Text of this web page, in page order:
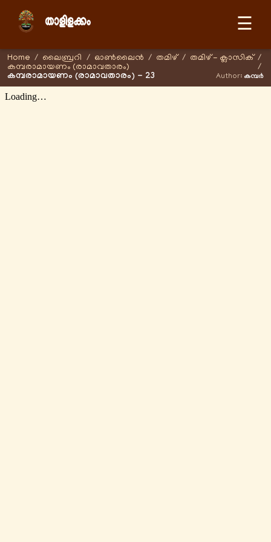
☰
Home / ലൈബ്രറി / ഓണ്‍ലൈന്‍ / തമിഴ് / തമിഴ് - ക്ലാസിക് /
കമ്പരാമായണം (രാമാവതാരം)
/
കമ്പരാമായണം (രാമാവതാരം) - 23 Author: കമ്പർ